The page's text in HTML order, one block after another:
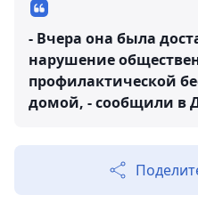
- Вчера она была
нарушение
профилактической
домой, - сообщили в